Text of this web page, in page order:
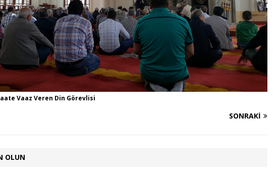
Vaaz Veren Din Görevlisi
SONRAKI
OLUN